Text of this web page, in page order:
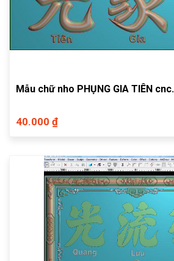
Mẫu chữ nho PHỤNG GIA TIÊN cnc.
40.000 ₫